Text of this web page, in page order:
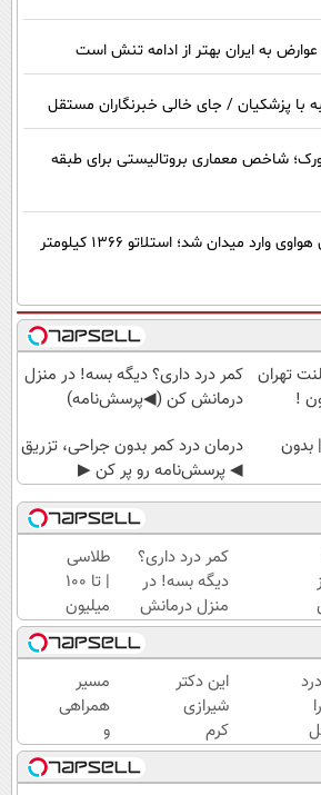
به ایران بهتر از ادامه تنش است
با پزشکیان / جای خالی خبرنگاران مستقل
شاخص معماری بروتالیستی برای طبقه
غول 586 اسب بخاری هواوی وارد میدان شد؛ استلاتو 1366 کیلومتر
تهران کمر درد داری؟ دیگه بسه! در منزل
درمانش کن (◀پرسش‌نامه)
| بدون
درمان درد کمر بدون جراحی، تزریق
◀ پرسش‌نامه رو پر کن ▶
کمر درد داری؟
دیگه بسه! در
منزل درمانش
کن
(◀پرسش‌نامه)
طلاسی
| تا 100
میلیون
وام
آنی
خرید
طلا💰
ثبت
نام
کن!
این دکتر
شیرازی
کرم
ترمیم
زخم
مسیر
همراهی
و
گزارش
عملکرد